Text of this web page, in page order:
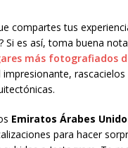
compartes tus
Si es así, toma buena
más fotografiados
impresionante,
Emiratos Árabes
para hacer